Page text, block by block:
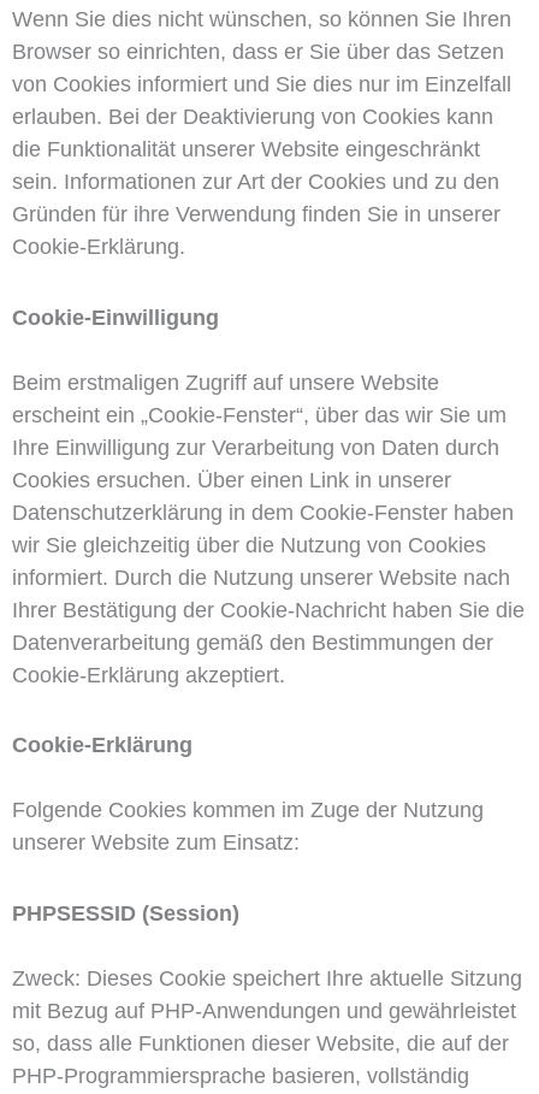
Wenn Sie dies nicht wünschen, so können Sie Ihren
Browser so einrichten, dass er Sie über das Setzen
von Cookies informiert und Sie dies nur im Einzelfall
erlauben. Bei der Deaktivierung von Cookies kann
die Funktionalität unserer Website eingeschränkt
sein. Informationen zur Art der Cookies und zu den
Gründen für ihre Verwendung finden Sie in unserer
Cookie-Erklärung.
Cookie-Einwilligung
Beim erstmaligen Zugriff auf unsere Website
erscheint ein „Cookie-Fenster“, über das wir Sie um
Ihre Einwilligung zur Verarbeitung von Daten durch
Cookies ersuchen. Über einen Link in unserer
Datenschutzerklärung in dem Cookie-Fenster haben
wir Sie gleichzeitig über die Nutzung von Cookies
informiert. Durch die Nutzung unserer Website nach
Ihrer Bestätigung der Cookie-Nachricht haben Sie die
Datenverarbeitung gemäß den Bestimmungen der
Cookie-Erklärung akzeptiert.
Cookie-Erklärung
Folgende Cookies kommen im Zuge der Nutzung
unserer Website zum Einsatz:
PHPSESSID (Session)
Zweck: Dieses Cookie speichert Ihre aktuelle Sitzung
mit Bezug auf PHP-Anwendungen und gewährleistet
so, dass alle Funktionen dieser Website, die auf der
PHP-Programmiersprache basieren, vollständig